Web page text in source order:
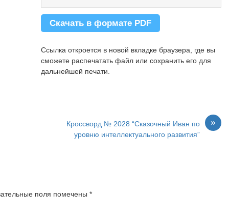
29."Прокладка" во рту боксёра.
30.Древесный лист составе фанеры.
Взрывчатка, нечувствительная к
ударам.
35.Ткань красного цвета.
36.Часть растения, хранящая его
Архитектурная деталь - плита над
колонной.
41. На страже спокойствия парижан.
Скачать в формате PDF
Ссылка откроется в новой вкладке браузера, где вы
сможете распечатать файл или сохранить его для
дальнейшей печати.
»
Кроссворд № 2028 “Сказочный Иван по
уровню интеллектуального развития”
поля помечены*